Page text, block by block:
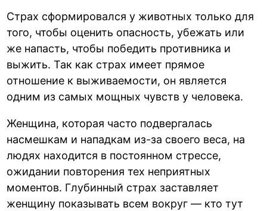
Страх сформировался у животных только для
того, чтобы оценить опасность, убежать или
же напасть, чтобы победить противника и
выжить. Так как страх имеет прямое
отношение к выживаемости, он является
одним из самых мощных чувств у человека.
Женщина, которая часто подвергалась
насмешкам и нападкам из-за своего веса, на
людях находится в постоянном стрессе,
ожидании повторения тех неприятных
моментов. Глубинный страх заставляет
женщину показывать всем вокруг — кто тут